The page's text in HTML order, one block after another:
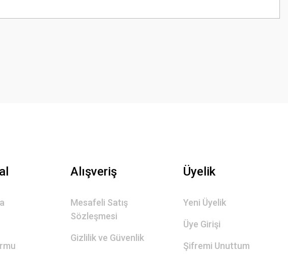
Alışveriş
Mesafeli Satış
Sözleşmesi
Gizlilik ve Güvenlik
Üyelik
Yeni Üyelik
Üye Girişi
Şifremi Unuttum